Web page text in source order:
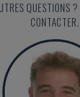
QUESTIONS
CONTACTER.